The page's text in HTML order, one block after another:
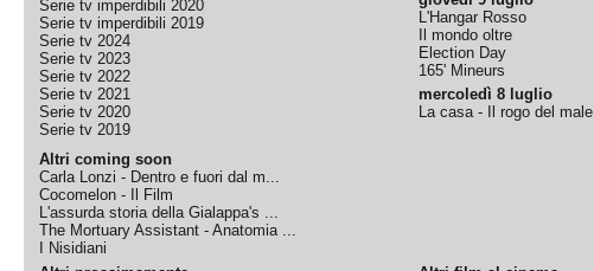
Serie tv imperdibili 2020
Serie tv imperdibili 2019
Serie tv 2024
Serie tv 2023
Serie tv 2022
Serie tv 2021
Serie tv 2020
Serie tv 2019
Altri coming soon
Carla Lonzi - Dentro e fuori dal m...
Cocomelon - Il Film
L'assurda storia della Gialappa's ...
The Mortuary Assistant - Anatomia ...
I Nisidiani
L'Hangar Rosso
Il mondo oltre
Election Day
165' Mineurs
mercoledì 8 luglio
La casa - Il rogo del male